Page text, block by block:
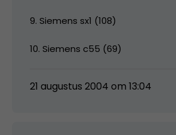
9. Siemens sx1 (108)
10. Siemens c55 (69)
21 augustus 2004 om 13:04